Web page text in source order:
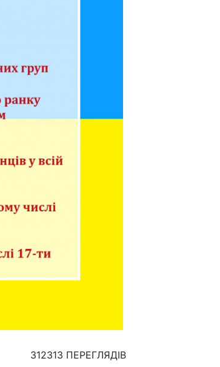
312313 ПЕРЕГЛЯДІВ